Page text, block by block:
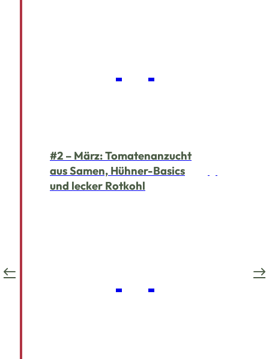
#2 – März: Tomatenanzucht
aus Samen, Hühner-Basics
und lecker Rotkohl